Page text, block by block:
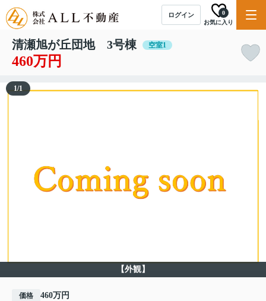
ログイン
お気に入り
0
清瀬旭が丘団地 3号棟 空室1
460万円
【外観】
1/1
価格 460万円